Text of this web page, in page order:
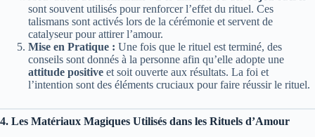
sont souvent utilisés pour renforcer l’effet du rituel. Ces
talismans sont activés lors de la cérémonie et servent de
catalyseur pour attirer l’amour.
Mise en Pratique : Une fois que le rituel est terminé, des
conseils sont donnés à la personne afin qu’elle adopte une
attitude positive et soit ouverte aux résultats. La foi et
l’intention sont des éléments cruciaux pour faire réussir le rituel.
4. Les Matériaux Magiques Utilisés dans les Rituels d’Amour